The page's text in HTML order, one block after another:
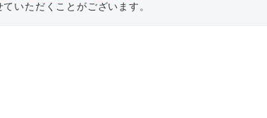
いただくことがございます。